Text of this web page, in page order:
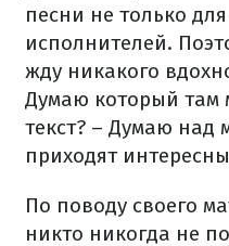
песни не только
исполнителей.
жду никакого
Думаю который там
текст? – Думаю над
приходят
По поводу своего
никто никогда не